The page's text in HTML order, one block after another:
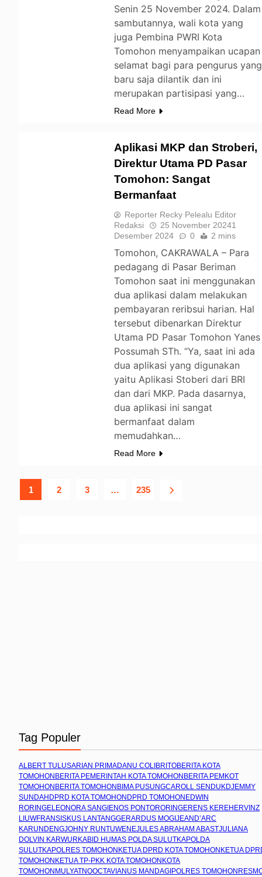
Senin 25 November 2024. Dalam
sambutannya, wali kota yang
juga Pembina PWRI Kota
Tomohon menyampaikan ucapan
selamat bagi para pengurus yang
baru saja dilantik dan ini
merupakan partisipasi yang…
Read More
Aplikasi MKP dan Stroberi,
Direktur Utama PD Pasar
Tomohon: Sangat
Bermanfaat
Reporter Recky Pelealu Editor
Redaksi
25 November 20241
Desember 2024
0 2 mins
Tomohon, CAKRAWALA – Para
pedagang di Pasar Beriman
Tomohon saat ini menggunakan
dua aplikasi dalam melakukan
pembayaran reribsui harian. Hal
tersebut dibenarkan Direktur
Utama PD Pasar Tomohon Yanes
Possumah STh. “Ya, saat ini ada
dua aplikasi yang digunakan
yaitu Aplikasi Stoberi dari BRI
dan dari MKP. Pada dasarnya,
dua aplikasi ini sangat
bermanfaat dalam
memudahkan…
Read More
1 2 3 … 235
Tag Populer
ALBERT TULUSARIAN PRIMADANU COLIBRITOBERITA KOTA
TOMOHON BERITA PEMERINTAH KOTA TOMOHON BERITA PEMKOT
TOMOHON BERITA TOMOHON BIMA PUSUNGCAROLL SENDUKDJEMMY
SUNDAH DPRD KOTA TOMOHON DPRD TOMOHON EDWIN
RORINGELEONORA SANGI ENOS PONTORORINGERENS KEREH ERVINZ
LIUWFRANSISKUS LANTANGGERARDUS MOGI JEAND’ARC
KARUNDENGJOHNY RUNTUWENEJULES ABRAHAM ABASTJULIANA
DOLVIN KARWUR KABID HUMAS POLDA SULUTKAPOLDA
SULUTKAPOLRES TOMOHON KETUA DPRD KOTA TOMOHON KETUA
TOMOHON KETUA TP-PKK KOTA TOMOHON KOTA
TOMOHON MULYATNOOCTAVIANUS MANDAGI POLRES TOMOHON